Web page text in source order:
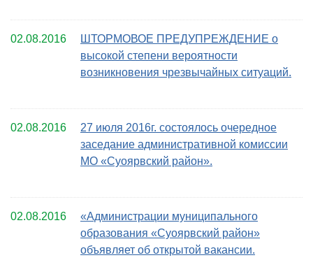
02.08.2016
ШТОРМОВОЕ ПРЕДУПРЕЖДЕНИЕ о
высокой степени вероятности
возникновения чрезвычайных ситуаций.
02.08.2016
27 июля 2016г. состоялось очередное
заседание административной комиссии
МО «Суоярвский район».
02.08.2016
«Администрации муниципального
образования «Суоярвский район»
объявляет об открытой вакансии.